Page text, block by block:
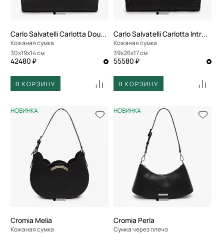
Carlo Salvatelli Carlotta Double
Кожаная сумка
30x19x14 см
42480 ₽
В КОРЗИНУ
Carlo Salvatelli Carlotta Intreccio
Кожаная сумка
39x26x17 см
55580 ₽
В КОРЗИНУ
НОВИНКА
Cromia Melia
Кожаная сумка
НОВИНКА
Cromia Perla
Сумка через плечо